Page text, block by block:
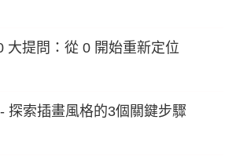
大提問：從 0 開始重新定位
探索插畫風格的3個關鍵步驟